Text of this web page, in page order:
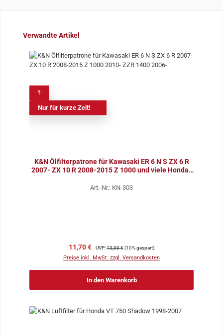
Produktgalerie überspringen
Verwandte Artikel
Nur für kurze Zeit!
K&N Ölfilterpatrone für Kawasaki ER 6 N S ZX 6 R
2007- ZX 10 R 2008-2015 Z 1000 und viele Honda-
Art.-Nr.: KN-303
Verkaufspreis:
11,70 € Regulärer Preis:
UVP:13,00 €(10% gespart)
Preise inkl. MwSt. zzgl. Versandkosten
In den Warenkorb